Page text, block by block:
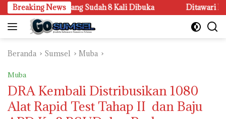
Langsung
ke
konten
Breaking News
Sandar Upang Sudah 8 Kali Dibuka Ditawari Kerja di
Beranda Sumsel Muba
Muba
DRA Kembali Distribusikan 1080
Alat Rapid Test Tahap II dan Baju